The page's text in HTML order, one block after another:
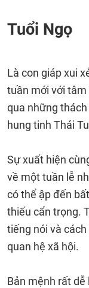
Tuổi Ngọ
Là con giáp xui
tuần mới với
qua những
hung tinh Thái
Sự xuất hiện
về một tuần lễ
có thể ập đến
thiếu cẩn trọng.
tiếng nói và
quan hệ xã hội.
Bản mệnh rất dễ